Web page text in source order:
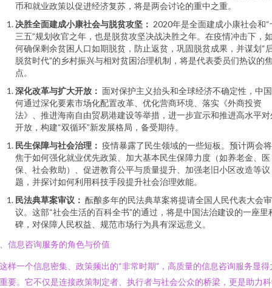
币和就业政策以促进经济复苏，将是两会讨论的重中之重。
决胜全面建成小康社会与脱贫攻坚： 2020年是全面建成小康社会和“
三五”规划收官之年，也是脱贫攻坚决战决胜之年。在疫情冲击下，
何确保剩余贫困人口如期脱贫，防止返贫，巩固脱贫成果，并谋划“
脱贫时代”的乡村振兴与相对贫困治理机制，将是代表委员们热议的
点。
深化改革与扩大开放： 面对保护主义抬头和全球经济不确定性，中
何通过深化要素市场化配置改革、优化营商环境、落实《外商投资
法》、推进海南自由贸易港建设等举措，进一步宣示和推进高水平对
开放，构建“双循环”新发展格局，备受期待。
民生保障与社会治理： 疫情暴露了民生领域的一些短板。预计两会
焦于如何强化就业优先政策、加大基本民生保障力度（如养老金、医
保、社会救助）、促进教育公平与质量提升、加强老旧小区改造等议
题，并探讨如何利用科技手段提升社会治理效能。
民法典草案审议： 酝酿多年的民法典草案将提请全国人民代表大会审
议。这部“社会生活的百科全书”的通过，将是中国法治建设的一座里
碑，对保障人民权益、规范市场行为具有深远意义。
信息咨询服务的角色与价值
样一个信息密集、政策频出的“非常时期”，高质量的信息咨询服务显得
要。它不仅是连接政策制定者、执行者与社会公众的桥梁，更是助力